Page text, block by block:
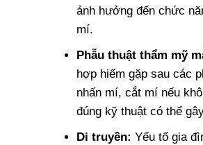
ảnh hưởng đến chức
mí.
Phẫu thuật thẩm mỹ
hợp hiếm gặp sau các
nhấn mí, cắt mí nếu
đúng kỹ thuật có thể
Di truyền: Yếu tố gia